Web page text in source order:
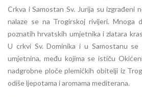
Crkva i Samostan Sv. Jurija su izgrađeni
nalaze se na Trogirskoj rivijeri. Mnoga
poznatih hrvatskih umjetnika i zlatara
U crkvi Sv. Dominika i u Samostanu
umjetnina, među kojima se ističu
nadgrobne ploče plemićkih obitelji iz
odiše ljepotama i aromama mediterana.